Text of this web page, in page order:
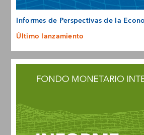
Informes de Perspectivas de la
Último lanzamiento